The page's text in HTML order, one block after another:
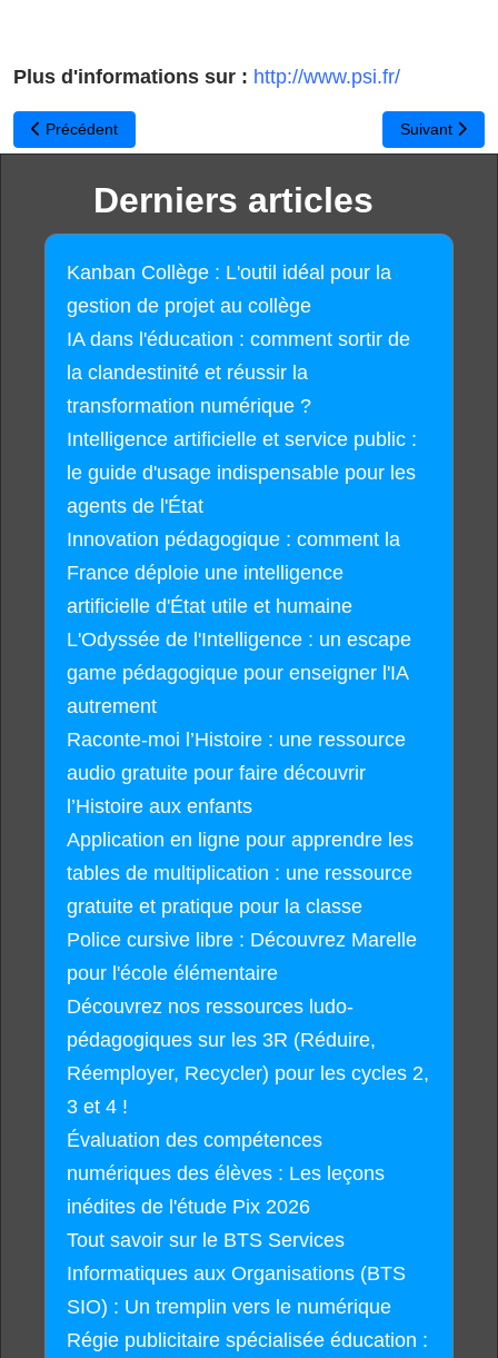
Plus d'informations sur : http://www.psi.fr/
Article précédent : S'initier aux grands principes de la cryptologie
Précédent Article
Suivant
Derniers articles
Kanban Collège : L'outil idéal pour la
gestion de projet au collège
IA dans l'éducation : comment sortir de
la clandestinité et réussir la
transformation numérique ?
Intelligence artificielle et service public :
le guide d'usage indispensable pour les
agents de l'État
Innovation pédagogique : comment la
France déploie une intelligence
artificielle d'État utile et humaine
L'Odyssée de l'Intelligence : un escape
game pédagogique pour enseigner l'IA
autrement
Raconte-moi l’Histoire : une ressource
audio gratuite pour faire découvrir
l’Histoire aux enfants
Application en ligne pour apprendre les
tables de multiplication : une ressource
gratuite et pratique pour la classe
Police cursive libre : Découvrez Marelle
pour l'école élémentaire
Découvrez nos ressources ludo-
pédagogiques sur les 3R (Réduire,
Réemployer, Recycler) pour les cycles 2,
3 et 4 !
Évaluation des compétences
numériques des élèves : Les leçons
inédites de l'étude Pix 2026
Tout savoir sur le BTS Services
Informatiques aux Organisations (BTS
SIO) : Un tremplin vers le numérique
Régie publicitaire spécialisée éducation :